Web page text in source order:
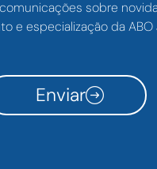
sobre
e especialização da ABO
Enviar